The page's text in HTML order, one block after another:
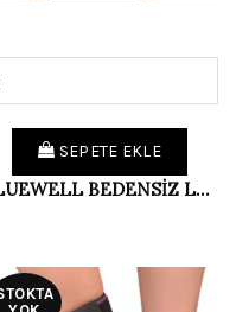
SEPETE EKLE
BLUEWELL BEDENSİZ LUMBOSACRALKORSE BD320K